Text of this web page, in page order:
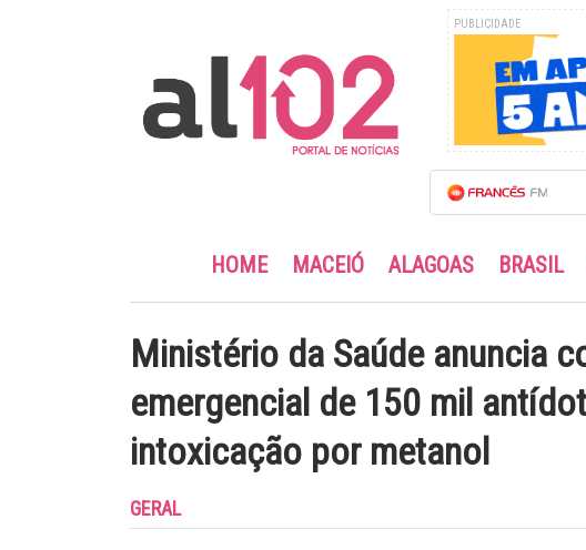
PUBLICIDADE
HOME MACEIÓ ALAGOAS BRASIL
Ministério da Saúde anuncia
emergencial de 150 mil
intoxicação por metanol
GERAL